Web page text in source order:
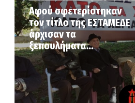
Αφού σφετερίστηκαν
τον τίτλο της ΕΣΤΑΜΕΔΕ
άρχισαν τα
ξεπουλήματα…